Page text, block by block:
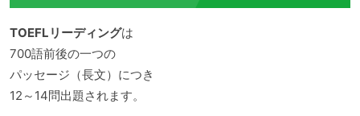
TOEFLリーディングは
700語前後の一つの
パッセージ（長文）につき
12～14問出題されます。